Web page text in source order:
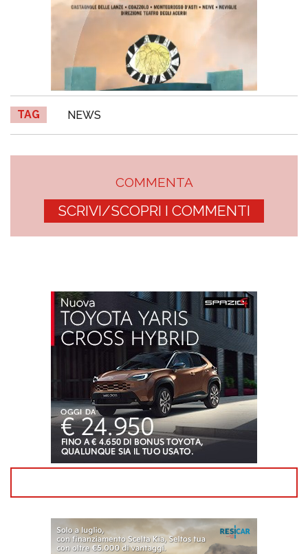
TAG NEWS
COMMENTA
SCRIVI/SCOPRI I COMMENTI